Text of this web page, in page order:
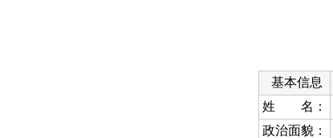
基本信息
姓 名：
政治面貌：